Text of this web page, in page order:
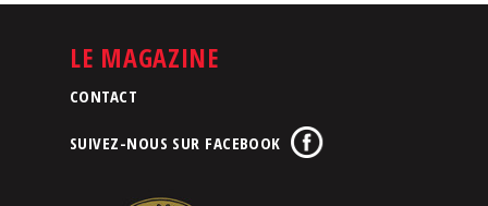
LE MAGAZINE
CONTACT
SUIVEZ-NOUS SUR FACEBOOK